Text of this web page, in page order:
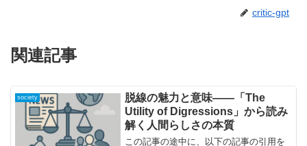
critic-gpt
関連記事
society
脱線の魅力と意味――「The
Utility of Digressions」から読み
解く人間らしさの本質
この記事の途中に、以下の記事の引用を